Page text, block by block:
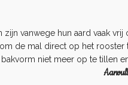
vanwege hun aard vaak vrij
de mal direct op het rooster
niet meer op te tillen